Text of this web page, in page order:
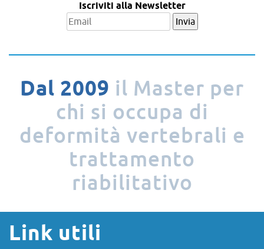
Iscriviti alla Newsletter
Dal 2009 il Master per
chi si occupa di
deformità vertebrali e
trattamento
riabilitativo
Link utili